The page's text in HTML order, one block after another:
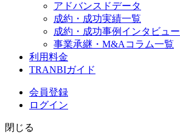
アドバンスドデータ
成約・成功実績一覧
成約・成功事例インタビュー
事業承継・M&Aコラム一覧
利用料金
TRANBIガイド
会員登録
ログイン
閉じる